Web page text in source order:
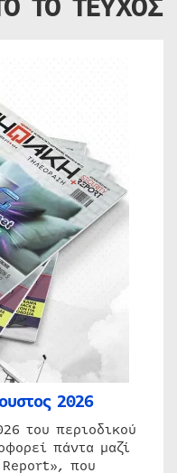
2026
του περιοδικού
πάντα μαζί
που